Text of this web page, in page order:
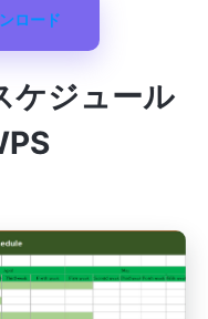
ロード
ケジュール